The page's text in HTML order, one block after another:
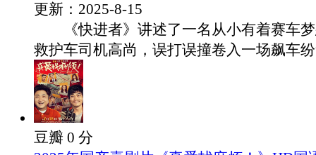
更新：2025-8-15
《快进者》讲述了一名从小有着赛车梦
救护车司机高尚，误打误撞卷入一场飙车
豆瓣 0 分